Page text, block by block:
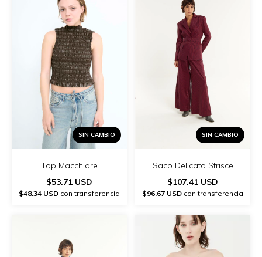
SIN CAMBIO
Top Macchiare
$53.71 USD
$48.34 USD con transferencia
SIN CAMBIO
Saco Delicato Strisce
$107.41 USD
$96.67 USD con transferencia